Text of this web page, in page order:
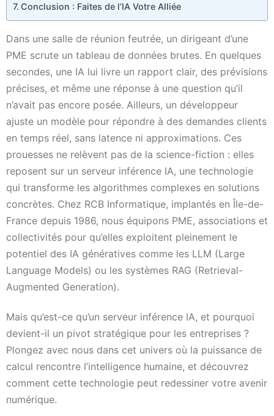
Conclusion : Faites de l’IA Votre Alliée
Dans une salle de réunion feutrée, un dirigeant d’une
PME scrute un tableau de données brutes. En quelques
secondes, une IA lui livre un rapport clair, des prévisions
précises, et même une réponse à une question qu’il
n’avait pas encore posée. Ailleurs, un développeur
ajuste un modèle pour répondre à des demandes clients
en temps réel, sans latence ni approximations. Ces
prouesses ne relèvent pas de la science-fiction : elles
reposent sur un serveur inférence IA, une technologie
qui transforme les algorithmes complexes en solutions
concrètes. Chez RCB Informatique, implantés en Île-de-
France depuis 1986, nous équipons PME, associations et
collectivités pour qu’elles exploitent pleinement le
potentiel des IA génératives comme les LLM (Large
Language Models) ou les systèmes RAG (Retrieval-
Augmented Generation).
Mais qu’est-ce qu’un serveur inférence IA, et pourquoi
devient-il un pivot stratégique pour les entreprises ?
Plongez avec nous dans cet univers où la puissance de
calcul rencontre l’intelligence humaine, et découvrez
comment cette technologie peut redessiner votre avenir
numérique.